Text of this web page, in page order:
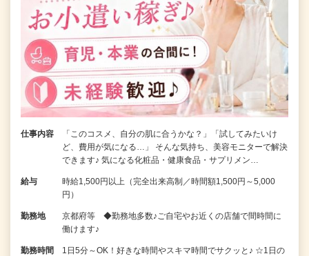
仕事内容
「このコスメ、自分の肌に合うかな？」「試してみたいけ
ど、費用が気になる…」 そんな気持ち、美容モニターで解決
できます♪ 気になる化粧品・健康食品・サプリメン…
給与
時給1,500円以上（完全出来高制／時間額1,500円～5,000
円）
勤務地
京都府等 ◆勤務地多数♪ご自宅やお近くの店舗で間時間に
働けます♪
勤務時間
1日5分～OK！好きな時間やスキマ時間でサクッと♪ ☆1日の